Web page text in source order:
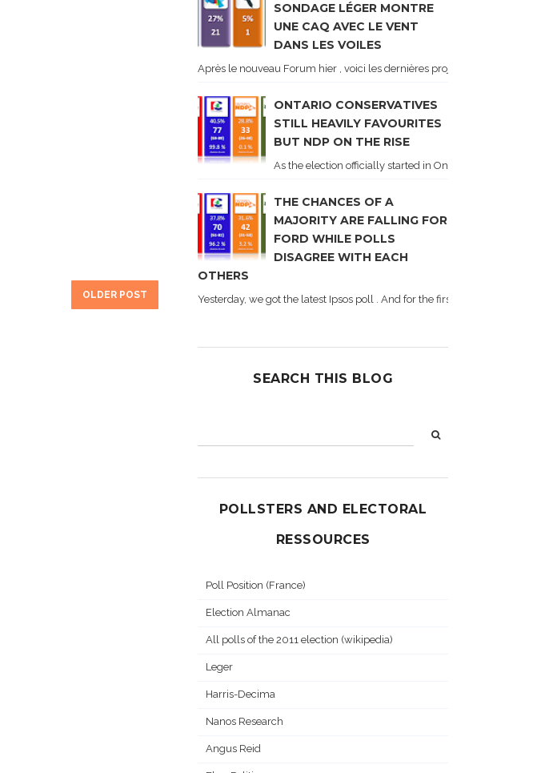
OLDER POST
SONDAGE LÉGER MONTRE
UNE CAQ AVEC LE VENT
DANS LES VOILES
Après le nouveau Forum hier , voici les dernières projections basées sur
ONTARIO CONSERVATIVES
STILL HEAVILY FAVOURITES
BUT NDP ON THE RISE
As the election officially started in Ontario, some
THE CHANCES OF A
MAJORITY ARE FALLING FOR
FORD WHILE POLLS
DISAGREE WITH EACH
OTHERS
Yesterday, we got the latest Ipsos poll . And for the first time during this
SEARCH THIS BLOG
POLLSTERS AND ELECTORAL
RESSOURCES
Poll Position (France)
Election Almanac
All polls of the 2011 election (wikipedia)
Leger
Harris-Decima
Nanos Research
Angus Reid